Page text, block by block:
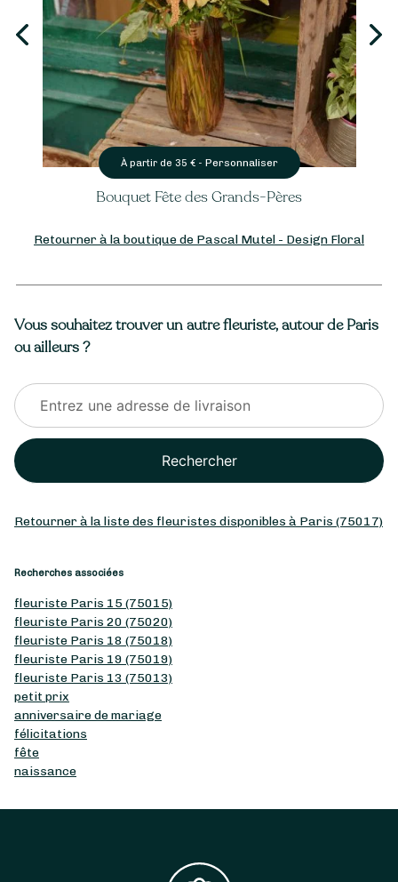
À partir de 35 € - Personnaliser
Bouquet Fête des Grands-Pères
Retourner à la boutique de Pascal Mutel - Design Floral
Vous souhaitez trouver un autre fleuriste, autour de Paris
ou ailleurs ?
Rechercher
Retourner à la liste des fleuristes disponibles à Paris (75017)
Recherches associées
fleuriste Paris 15 (75015)
fleuriste Paris 20 (75020)
fleuriste Paris 18 (75018)
fleuriste Paris 19 (75019)
fleuriste Paris 13 (75013)
petit prix
anniversaire de mariage
félicitations
fête
naissance